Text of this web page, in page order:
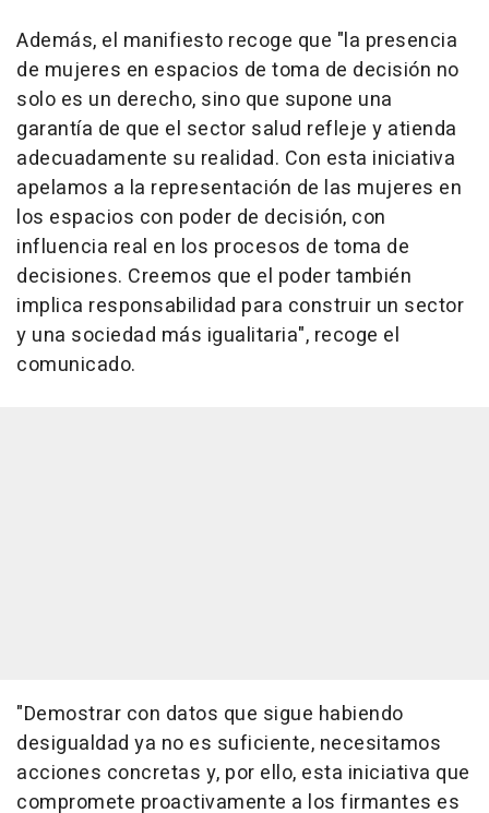
Además, el manifiesto recoge que "la presencia
de mujeres en espacios de toma de decisión no
solo es un derecho, sino que supone una
garantía de que el sector salud refleje y atienda
adecuadamente su realidad. Con esta iniciativa
apelamos a la representación de las mujeres en
los espacios con poder de decisión, con
influencia real en los procesos de toma de
decisiones. Creemos que el poder también
implica responsabilidad para construir un sector
y una sociedad más igualitaria", recoge el
comunicado.
"Demostrar con datos que sigue habiendo
desigualdad ya no es suficiente, necesitamos
acciones concretas y, por ello, esta iniciativa que
compromete proactivamente a los firmantes es